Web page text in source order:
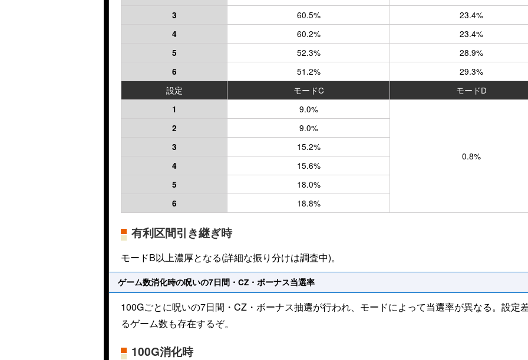
3 60.5% 23.4%
4 60.2% 23.4%
5 52.3% 28.9%
6 51.2%
29.3%
設定
モードC モードD
1 9.0%
0.8%
2 9.0%
3 15.2%
4 15.6%
5 18.0%
6 18.8%
有利区間引き継ぎ時
モードB以上濃厚となる(詳細な振り分けは調査中)。
ゲーム数消化時の呪いの7日間・CZ・ボーナス当選率
100Gごとに呪いの7日間・CZ・ボーナス抽選が行われ、モードによって当選率が異なる。設定
るゲーム数も存在するぞ。
100G消化時